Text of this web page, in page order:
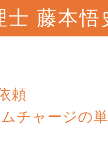
藤本悟
頼
チャージの